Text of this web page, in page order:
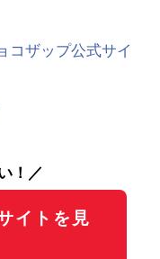
コザップ公式サイ
！／
イトを見